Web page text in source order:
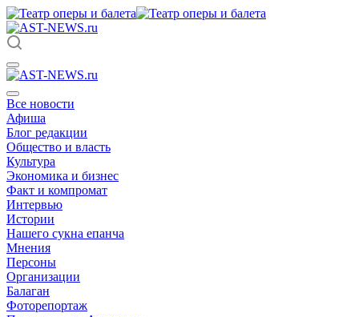
Все новости
Афиша
Блог редакции
Общество и власть
Культура
Экономика и бизнес
Факт и компромат
Интервью
Истории
Нашего сукна епанча
Мнения
Персоны
Организации
Балаган
Фоторепортаж